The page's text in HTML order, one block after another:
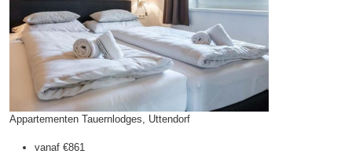
Appartementen Tauernlodges, Uttendorf
vanaf €861